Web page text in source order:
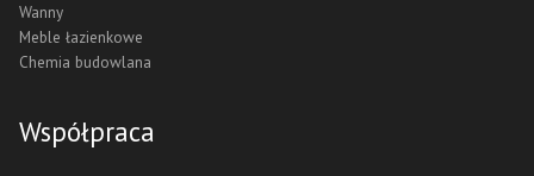
Wanny
Meble łazienkowe
Chemia budowlana
Współpraca